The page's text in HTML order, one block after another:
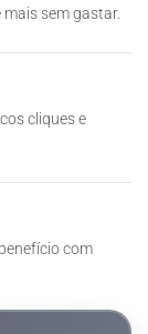
sem gastar.
cliques e
com